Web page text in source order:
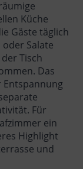
Küche
Gäste täglich
Salate
Tisch
Das
Für
ein
Highlight
und